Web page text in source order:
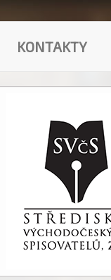
KONTAKTY